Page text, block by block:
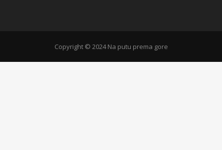
Copyright © 2024 Na putu prema gore